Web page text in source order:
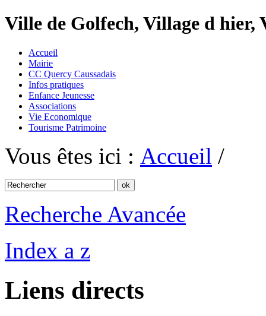
Ville de Golfech, Village d
Accueil
Mairie
CC Quercy Caussadais
Infos pratiques
Enfance Jeunesse
Associations
Vie Economique
Tourisme Patrimoine
Vous êtes ici : Accueil /
Recherche Avancée
Index a z
Liens directs